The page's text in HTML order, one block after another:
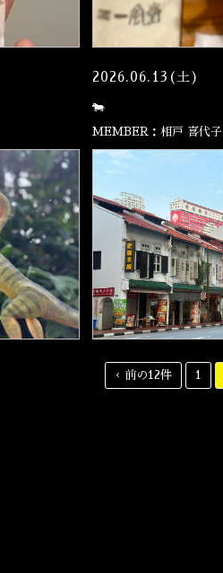
2026.06.13(土)
🐄
MEMBER：相戸 喜代子
‹ 前の12件 1